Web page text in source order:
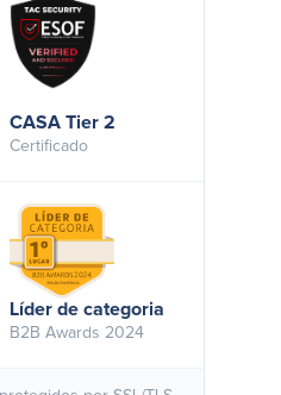
CASA Tier 2
Certificado
Líder de categoria
B2B Awards 2024